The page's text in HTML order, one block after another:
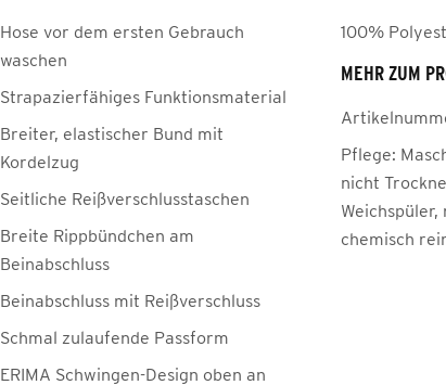
Hose vor dem ersten Gebrauch
waschen
Strapazierfähiges Funktionsmaterial
Breiter, elastischer Bund mit
Kordelzug
Seitliche Reißverschlusstaschen
Breite Rippbündchen am
Beinabschluss
Beinabschluss mit Reißverschluss
Schmal zulaufende Passform
ERIMA Schwingen-Design oben an
100%
MEHR ZUM
Pflege:
nicht
chemisch